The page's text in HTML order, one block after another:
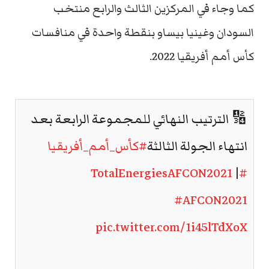
كما وجاء في المركزين الثالث والرابع منتخب
السودان وغينيا بيساو بنقطة واحدة في منافسات
كأس أمم أفريقيا 2022.
🔢 الترتيب النهائي للمجموعة الرابعة بعد
انتهاء الجولة الثالثة#كأس_أمم_أفريقيا
#TotalEnergiesAFCON2021
|
#AFCON2021
pic.twitter.com/1i45lTdXoX